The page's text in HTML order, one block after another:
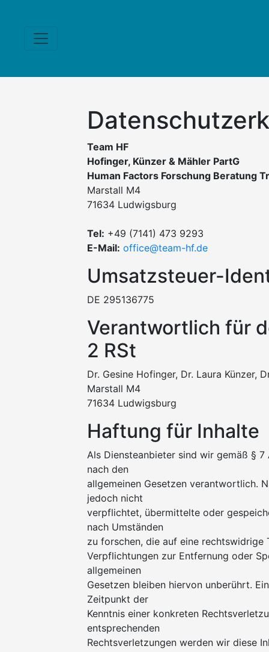
Team HF
Hofinger, Künzer & Mähler PartG
Human Factors Forschung Beratung
Marstall M4
71634 Ludwigsburg
Tel: +49 (7141) 473 9293
E-Mail: office@team-hf.de
Umsatzsteuer-
DE 295136775
Verantwortlich für
2 RSt
Dr. Gesine Hofinger, Dr. Laura Künzer,
Marstall M4
71634 Ludwigsburg
Haftung für Inhalte
Als Diensteanbieter sind wir gemäß § 7
nach den
allgemeinen Gesetzen verantwortlich.
jedoch nicht
verpflichtet, übermittelte oder
nach Umständen
zu forschen, die auf eine rechtswidrige
Verpflichtungen zur Entfernung oder
allgemeinen
Gesetzen bleiben hiervon unberührt.
Zeitpunkt der
Kenntnis einer konkreten
entsprechenden
Rechtsverletzungen werden wir diese